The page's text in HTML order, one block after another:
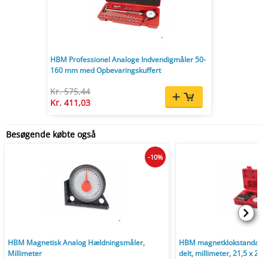
HBM Professionel Analoge Indvendigmåler 50-
160 mm med Opbevaringskuffert
Kr. 575,44
Kr. 411,03
Besøgende købte også
HBM Magnetisk Analog Hældningsmåler,
Millimeter
-10%
HBM
delt, millimeter, 21,5 x